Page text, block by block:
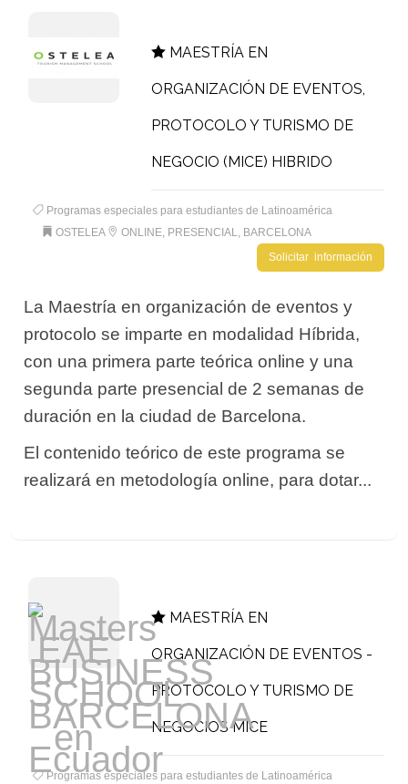
MAESTRÍA EN
ORGANIZACIÓN DE EVENTOS,
PROTOCOLO Y TURISMO DE
NEGOCIO (MICE) HIBRIDO
Programas especiales para estudiantes de Latinoamérica
OSTELEA
ONLINE, PRESENCIAL, BARCELONA
Solicitar información
La Maestría en organización de eventos y
protocolo se imparte en modalidad Híbrida,
con una primera parte teórica online y una
segunda parte presencial de 2 semanas de
duración en la ciudad de Barcelona.
El contenido teórico de este programa se
realizará en metodología online, para dotar...
MAESTRÍA EN
ORGANIZACIÓN DE EVENTOS -
PROTOCOLO Y TURISMO DE
NEGOCIOS MICE
Programas especiales para estudiantes de Latinoamérica